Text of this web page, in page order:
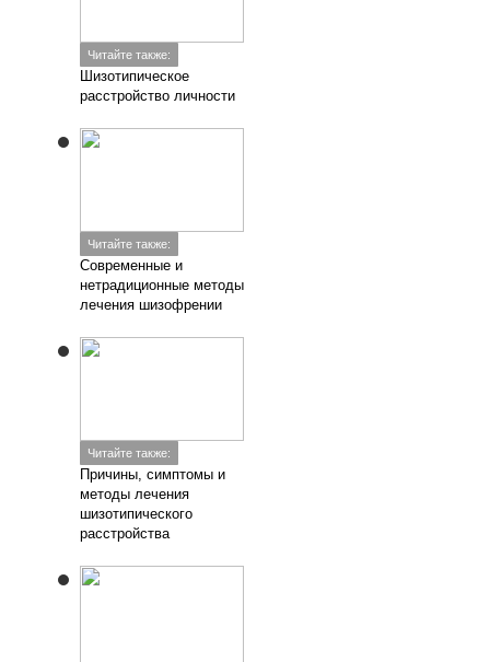
Читайте также:
Шизотипическое
расстройство личности
Читайте также:
Современные и
нетрадиционные методы
лечения шизофрении
Читайте также:
Причины, симптомы и
методы лечения
шизотипического
расстройства